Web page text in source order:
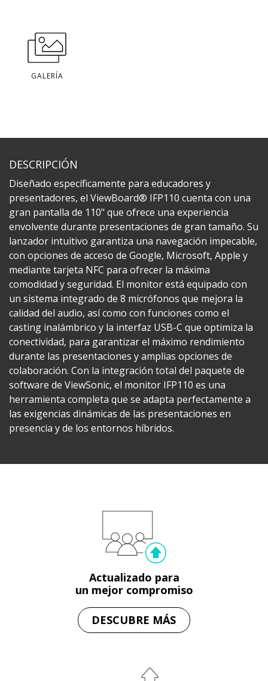
GALERÍA
DESCRIPCIÓN
Diseñado específicamente para educadores y
presentadores, el ViewBoard® IFP110 cuenta con una
gran pantalla de 110" que ofrece una experiencia
envolvente durante presentaciones de gran tamaño. Su
lanzador intuitivo garantiza una navegación impecable,
con opciones de acceso de Google, Microsoft, Apple y
mediante tarjeta NFC para ofrecer la máxima
comodidad y seguridad. El monitor está equipado con
un sistema integrado de 8 micrófonos que mejora la
calidad del audio, así como con funciones como el
casting inalámbrico y la interfaz USB-C que optimiza la
conectividad, para garantizar el máximo rendimiento
durante las presentaciones y amplias opciones de
colaboración. Con la integración total del paquete de
software de ViewSonic, el monitor IFP110 es una
herramienta completa que se adapta perfectamente a
las exigencias dinámicas de las presentaciones en
presencia y de los entornos híbridos.
Actualizado para
un mejor compromiso
DESCUBRE MÁS